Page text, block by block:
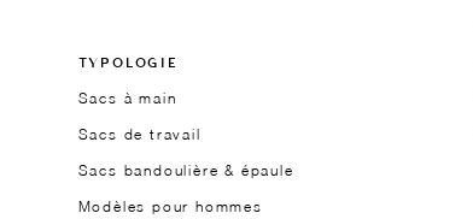
TYPOLOGIE
Sacs à main
Sacs de travail
Sacs bandoulière & épaule
Modèles pour hommes